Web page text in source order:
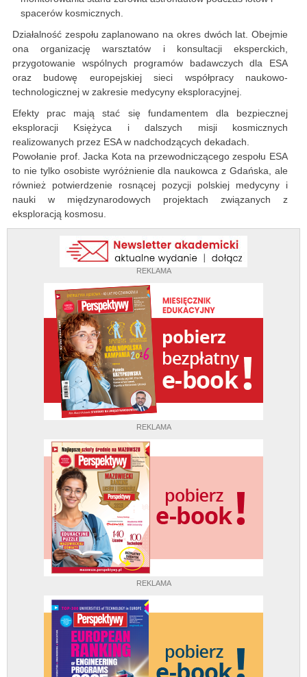
REKLAMA
REKLAMA
REKLAMA
spacerów kosmicznych.
Działalność zespołu zaplanowano na okres dwóch lat. Obejmie
ona organizację warsztatów i konsultacji eksperckich,
przygotowanie wspólnych programów badawczych dla ESA
oraz budowę europejskiej sieci współpracy naukowo-
technologicznej w zakresie medycyny eksploracyjnej.
Efekty prac mają stać się fundamentem dla bezpiecznej
eksploracji Księżyca i dalszych misji kosmicznych
realizowanych przez ESA w nadchodzących dekadach.
Powołanie prof. Jacka Kota na przewodniczącego zespołu ESA
to nie tylko osobiste wyróżnienie dla naukowca z Gdańska, ale
również potwierdzenie rosnącej pozycji polskiej medycyny i
nauki w międzynarodowych projektach związanych z
eksploracją kosmosu.